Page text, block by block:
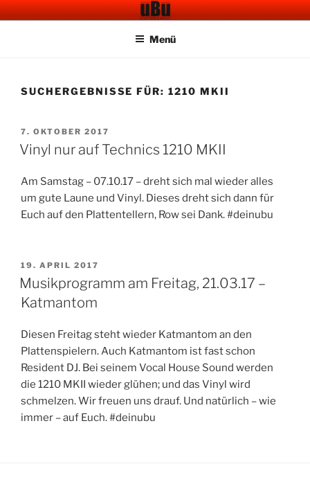
Zum
InhaltUBU CAFE BAR
Menü
SUCHERGEBNISSE FÜR:1210 MKII
VERÖFFENTLICHT
AM
7. OKTOBER 2017
Vinyl nur auf Technics 1210 MKII
Am Samstag – 07.10.17 – dreht sich mal wieder alles
um gute Laune und Vinyl. Dieses dreht sich dann für
Euch auf den Plattentellern, Row sei Dank. #deinubu
VERÖFFENTLICHT
AM
19. APRIL 2017
Musikprogramm am Freitag, 21.03.17 –
Katmantom
Diesen Freitag steht wieder Katmantom an den
Plattenspielern. Auch Katmantom ist fast schon
Resident DJ. Bei seinem Vocal House Sound werden
die 1210 MKII wieder glühen; und das Vinyl wird
schmelzen. Wir freuen uns drauf. Und natürlich – wie
immer – auf Euch. #deinubu